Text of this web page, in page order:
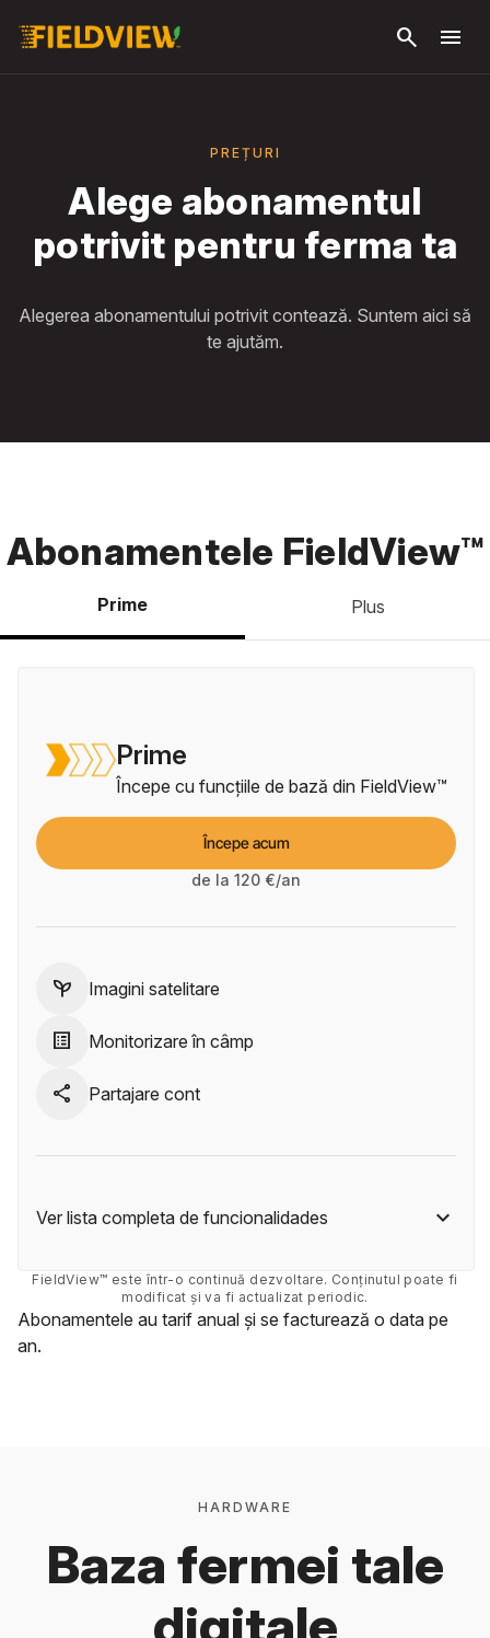
search menu
PREȚURI
Alege abonamentul
potrivit pentru ferma ta
Alegerea abonamentului potrivit contează. Suntem aici să
te ajutăm.
Abonamentele FieldView™
Prime Plus
Prime
Începe cu funcțiile de bază din FieldView™
Începe acum
de la 120 €/an
psychiatry Imagini satelitare
list_alt Monitorizare în câmp
share Partajare cont
Ver lista completa de funcionalidades
FieldView™ este într-o continuă dezvoltare. Conținutul poate fi
modificat și va fi actualizat periodic.
Abonamentele au tarif anual și se facturează o data pe
an.
HARDWARE
Baza fermei tale